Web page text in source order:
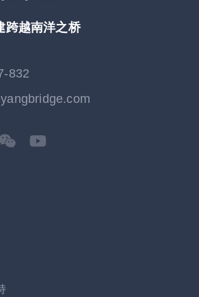
跨越南洋之桥
832